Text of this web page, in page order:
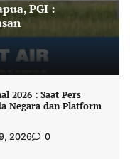
PGI :
2026 : Saat Pers
Negara dan Platform
2026 0